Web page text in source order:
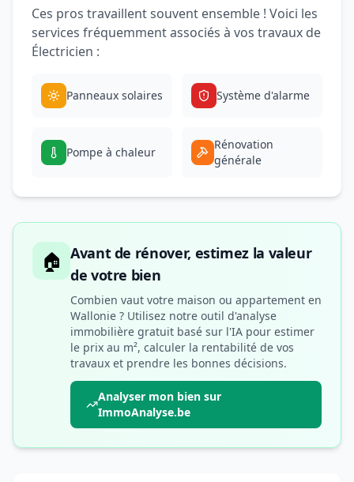
Ces pros travaillent souvent ensemble ! Voici les
services fréquemment associés à vos travaux de
Électricien :
Panneaux solaires Système d'alarme
Pompe à chaleur
Rénovation
générale
🏠 Avant de rénover, estimez la valeur
de votre bien
Combien vaut votre maison ou appartement en
Wallonie ? Utilisez notre outil d'analyse
immobilière gratuit basé sur l'IA pour estimer
le prix au m², calculer la rentabilité de vos
travaux et prendre les bonnes décisions.
Analyser mon bien sur
ImmoAnalyse.be